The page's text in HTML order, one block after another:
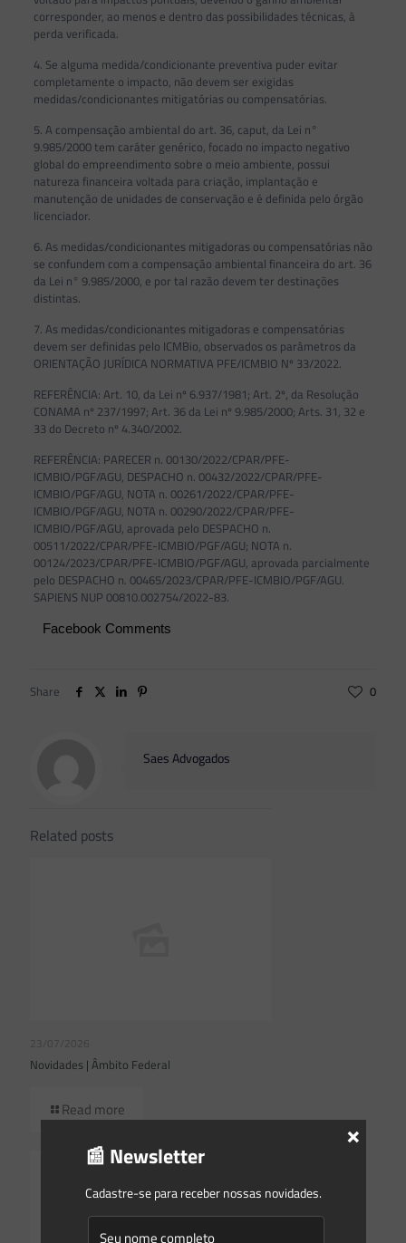
corresponder, ao menos e dentro das possibilidades técnicas, à
perda verificada.
4. Se alguma medida/condicionante preventiva puder evitar
completamente o impacto, não devem ser exigidas
medidas/condicionantes mitigatórias ou compensatórias.
5. A compensação ambiental do art. 36, caput, da Lei n°
9.985/2000 tem caráter genérico, focado no impacto negativo
global do empreendimento sobre o meio ambiente, possui
natureza financeira voltada para criação, implantação e
manutenção de unidades de conservação e é definida pelo órgão
licenciador.
6. As medidas/condicionantes mitigadoras ou compensatórias não
se confundem com a compensação ambiental financeira do art. 36
da Lei n° 9.985/2000, e por tal razão devem ter destinações
distintas.
7. As medidas/condicionantes mitigadoras e compensatórias
devem ser definidas pelo ICMBio, observados os parâmetros da
ORIENTAÇÃO JURÍDICA NORMATIVA PFE/ICMBIO Nº 33/2022.
REFERÊNCIA: Art. 10, da Lei nº 6.937/1981; Art. 2º, da Resolução
CONAMA nº 237/1997; Art. 36 da Lei nº 9.985/2000; Arts. 31, 32 e
33 do Decreto nº 4.340/2002.
REFERÊNCIA: PARECER n. 00130/2022/CPAR/PFE-
ICMBIO/PGF/AGU, DESPACHO n. 00432/2022/CPAR/PFE-
ICMBIO/PGF/AGU, NOTA n. 00261/2022/CPAR/PFE-
ICMBIO/PGF/AGU, NOTA n. 00290/2022/CPAR/PFE-
ICMBIO/PGF/AGU, aprovada pelo DESPACHO n.
00511/2022/CPAR/PFE-ICMBIO/PGF/AGU; NOTA n.
00124/2023/CPAR/PFE-ICMBIO/PGF/AGU, aprovada parcialmente
pelo DESPACHO n. 00465/2023/CPAR/PFE-ICMBIO/PGF/AGU.
SAPIENS NUP 00810.002754/2022-83.
Facebook Comments
Share 0
Saes Advogados
Related posts
23/07/2026
Novidades | Âmbito Federal
Read more
📰 Newsletter
Cadastre-se para receber nossas novidades.
×